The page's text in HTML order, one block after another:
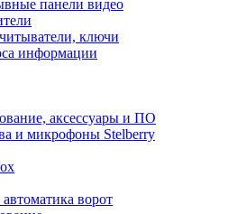
панели видео
ключи
информации
аксессуары и ПО
и микрофоны Stelberry
ворот